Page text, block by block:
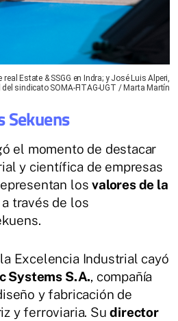
real Estate & SSGG en Indra; y José Luis Alperi,
sindicato SOMA-FITAG-UGT / Marta Martín
Sekuens
el momento de destacar
y científica de empresas
losvalores de la
a través de los
Excelencia Industrial cayó
Systems S.A., compañía
y fabricación de
y ferroviaria. Sudirector